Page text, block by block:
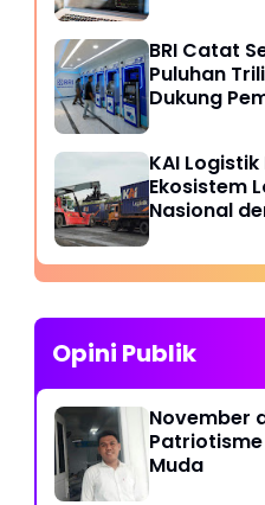
BRI Catat
Puluhan
Dukung
KAI
Ekosistem
Nasional
Barang
2026
Opini Publik
November
Muda